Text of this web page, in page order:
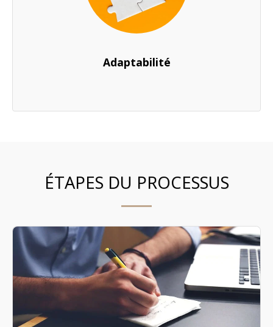
Adaptabilité
ÉTAPES DU PROCESSUS